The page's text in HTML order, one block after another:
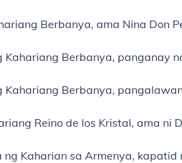
Berbanya, ama Nina Don
Kahariang Berbanya, panganay
Kahariang Berbanya,
Reino de los Kristal, ama ni
ng Kaharian sa Armenya, kapatid